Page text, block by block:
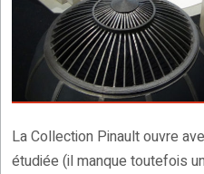
La Collection Pinault ouvre
étudiée (il manque toutefois